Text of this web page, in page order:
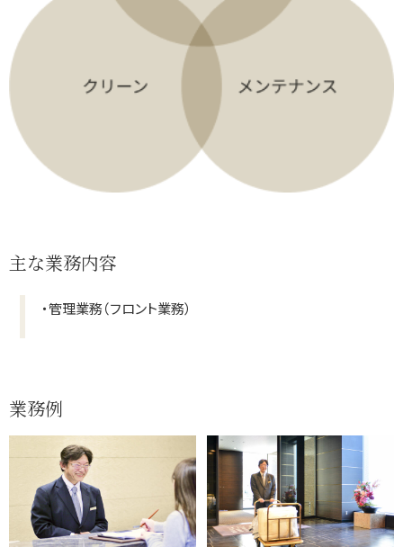
主な業務内容
・管理業務（フロント業務）
業務例